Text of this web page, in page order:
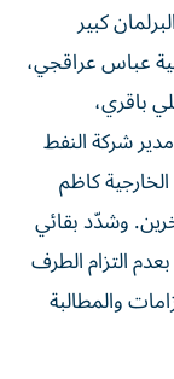
كبير
عباس عراقجي،
باقري،
شركة النفط
كاظم
وشدّد بقائي
التزام الطرف
والمطالبة